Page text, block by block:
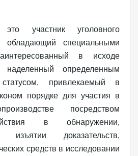
участник уголовного
обладающий специальными
в исходе
наделенный определенным
статусом, привлекаемый в
порядке для участия в
посредством
в обнаружении,
доказательств,
средств в исследовании